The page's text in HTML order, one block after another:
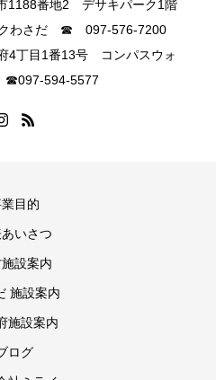
1188番地2 デサキパーク1階
わさだ ☎ 097-576-7200
4丁目1番13号 コンパスウォ
目的
いさつ
設案内
施設案内
施設案内
ログ